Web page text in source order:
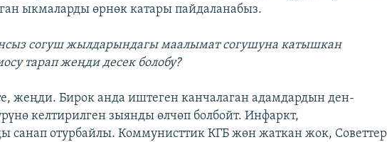
ыкмаларды өрнөк катары пайдаланабыз.
согуш жылдарындагы маалымат согушуна катышкан
тарап жеңди десек болобу?
жеңди. Бирок анда иштеген канчалаган адамдардын ден-
келтирилген зыянды өлчөп болбойт. Инфаркт,
санап отурбайлы. Коммунисттик КГБ жөн жаткан жок, Советтер